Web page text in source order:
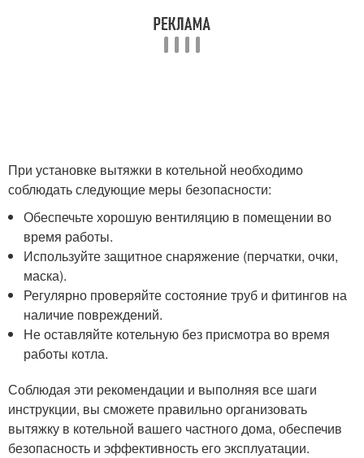
При установке вытяжки в котельной необходимо
соблюдать следующие меры безопасности:
Обеспечьте хорошую вентиляцию в помещении во
время работы.
Используйте защитное снаряжение (перчатки, очки,
маска).
Регулярно проверяйте состояние труб и фитингов на
наличие повреждений.
Не оставляйте котельную без присмотра во время
работы котла.
Соблюдая эти рекомендации и выполняя все шаги
инструкции, вы сможете правильно организовать
вытяжку в котельной вашего частного дома, обеспечив
безопасность и эффективность его эксплуатации.